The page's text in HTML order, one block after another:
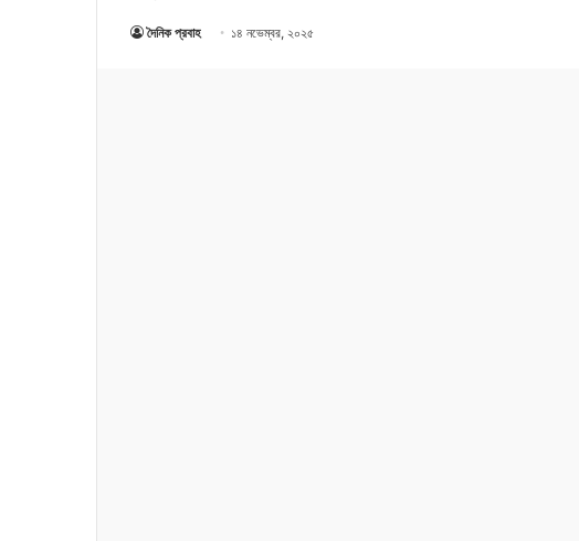
দৈনিক প্রবাহ ১৪ নভেম্বর, ২০২৫